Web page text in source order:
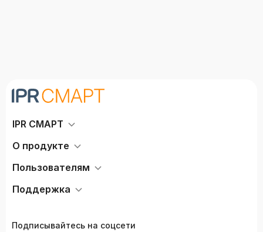
IPR СМАРТ
О продукте
Пользователям
Поддержка
Подписывайтесь на соцсети